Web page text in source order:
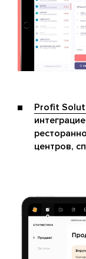
Profit
центров,